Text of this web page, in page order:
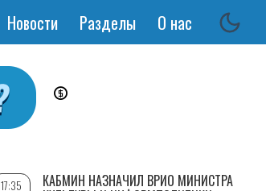
Основная
Новости Разделы О нас
17:35
КАБМИН НАЗНАЧИЛ ВРИО МИНИСТРА